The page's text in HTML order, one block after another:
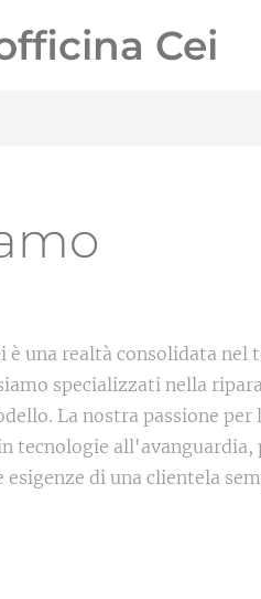
Cei
è una realtà consolidata nel
specializzati nella
La nostra passione
tecnologie
esigenze di una clientela